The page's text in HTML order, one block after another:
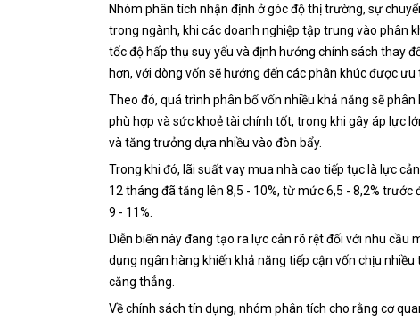
Nhóm phân tích nhận định ở góc độ thị trường, sự
trong ngành, khi các doanh nghiệp tập trung vào phân
tốc độ hấp thụ suy yếu và định hướng chính sách thay
hơn, với dòng vốn sẽ hướng đến các phân khúc được ưu
Theo đó, quá trình phân bổ vốn nhiều khả năng sẽ
phù hợp và sức khoẻ tài chính tốt, trong khi gây áp lực
và tăng trưởng dựa nhiều vào đòn bẩy.
Trong khi đó, lãi suất vay mua nhà cao tiếp tục là lực
12 tháng đã tăng lên 8,5 - 10%, từ mức 6,5 - 8,2%
9 - 11%.
Diễn biến này đang tạo ra lực cản rõ rệt đối với nhu
dụng ngân hàng khiến khả năng tiếp cận vốn chịu
căng thẳng.
Về chính sách tín dụng, nhóm phân tích cho rằng cơ